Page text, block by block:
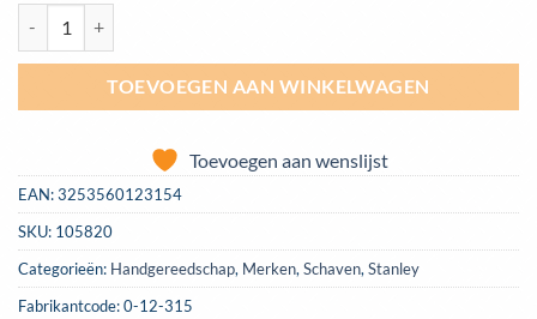
TOEVOEGEN AAN WINKELWAGEN
Toevoegen aan wenslijst
EAN:3253560123154
SKU: 105820
Categorieën: Handgereedschap, Merken, Schaven, Stanley
Fabrikantcode: 0-12-315